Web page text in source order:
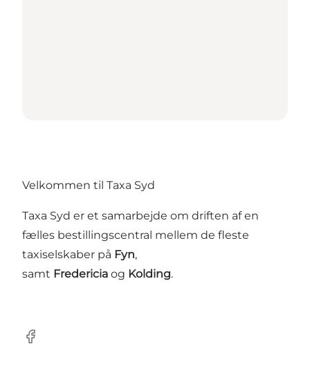
Velkommen til Taxa Syd
Taxa Syd er et samarbejde om driften af en
fælles bestillingscentral mellem de fleste
taxiselskaber på Fyn,
samt Fredericia og Kolding.
Facebook